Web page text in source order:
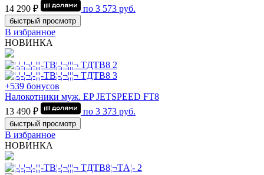
14 290 ₽
по 3 573 руб.
быстрый просмотр
В избранное
НОВИНКА
+539 бонусов
Налокотники муж. EP JETSPEED FT8
13 490 ₽
по 3 373 руб.
быстрый просмотр
В избранное
НОВИНКА